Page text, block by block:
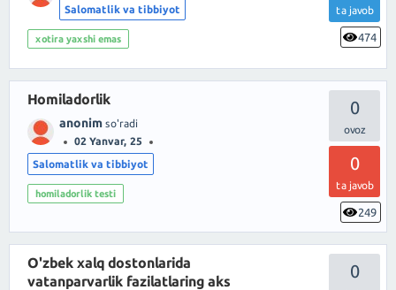
ta javob
474
Salomatlik va tibbiyot
xotira yaxshi emas
0
0
ta javob
249
Homiladorlik
anonim so'radi
02 Yanvar, 25
Salomatlik va tibbiyot
homiladorlik testi
0
O'zbek xalq dostonlarida
vatanparvarlik fazilatlaring aks